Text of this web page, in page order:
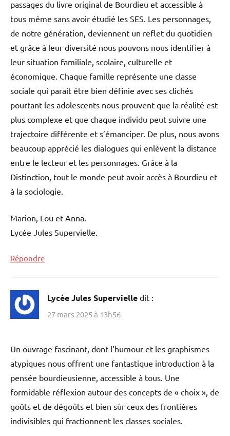
passages du livre original de Bourdieu et accessible à
tous même sans avoir étudié les SES. Les personnages,
de notre génération, deviennent un reflet du quotidien
et grâce à leur diversité nous pouvons nous identifier à
leur situation familiale, scolaire, culturelle et
économique. Chaque famille représente une classe
sociale qui parait être bien définie avec ses clichés
pourtant les adolescents nous prouvent que la réalité est
plus complexe et que chaque individu peut suivre une
trajectoire différente et s’émanciper. De plus, nous avons
beaucoup apprécié les dialogues qui enlèvent la distance
entre le lecteur et les personnages. Grâce à la
Distinction, tout le monde peut avoir accès à Bourdieu et
à la sociologie.
Marion, Lou et Anna.
Lycée Jules Supervielle.
Répondre
Lycée Jules Supervielle dit :
27 mars 2025 à 13h56
Un ouvrage fascinant, dont l’humour et les graphismes
atypiques nous offrent une fantastique introduction à la
pensée bourdieusienne, accessible à tous. Une
formidable réflexion autour des concepts de « choix », de
goûts et de dégoûts et bien sûr ceux des frontières
indivisibles qui fractionnent les classes sociales.